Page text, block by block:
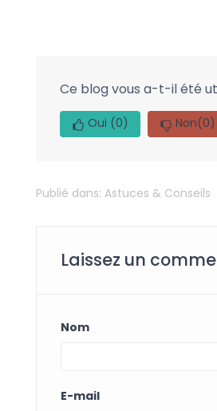
Ce blog vous a-t-il été
Oui (0) Non(0)
Publié dans: Astuces & Conseils
Laissez un
Nom
E-mail